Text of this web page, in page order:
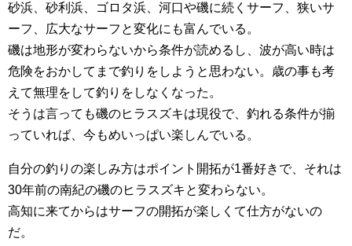
砂浜、砂利浜、ゴロタ浜、河口や磯に続くサーフ、狭いサ
ーフ、広大なサーフと変化にも富んでいる。
磯は地形が変わらないから条件が読めるし、波が高い時は
危険をおかしてまで釣りをしようと思わない。歳の事も考
えて無理をして釣りをしなくなった。
そうは言っても磯のヒラスズキは現役で、釣れる条件が揃
っていれば、今もめいっぱい楽しんでいる。
自分の釣りの楽しみ方はポイント開拓が1番好きで、それは
30年前の南紀の磯のヒラスズキと変わらない。
高知に来てからはサーフの開拓が楽しくて仕方がないの
だ。